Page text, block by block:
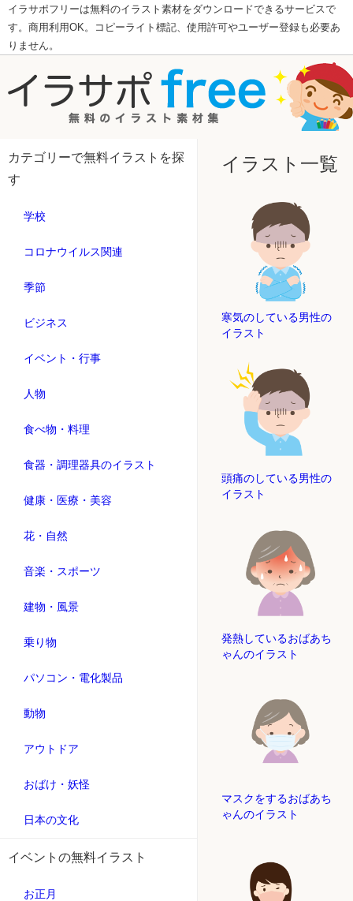
イラサポフリーは無料のイラスト素材をダウンロードできるサービスで
す。商用利用OK。コピーライト標記、使用許可やユーザー登録も必要あ
りません。
カテゴリーで無料イラストを探
す
学校
コロナウイルス関連
季節
ビジネス
イベント・行事
人物
食べ物・料理
食器・調理器具のイラスト
健康・医療・美容
花・自然
音楽・スポーツ
建物・風景
乗り物
パソコン・電化製品
動物
アウトドア
おばけ・妖怪
日本の文化
イベントの無料イラスト
お正月
イラスト一覧
寒気のしている男性の
イラスト
頭痛のしている男性の
イラスト
発熱しているおばあち
ゃんのイラスト
マスクをするおばあち
ゃんのイラスト